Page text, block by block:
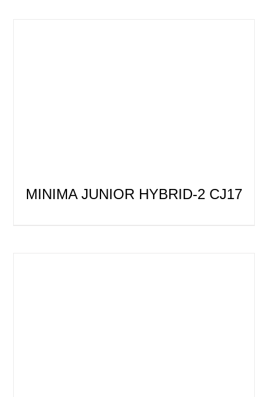
MINIMA JUNIOR HYBRID-2 CJ17